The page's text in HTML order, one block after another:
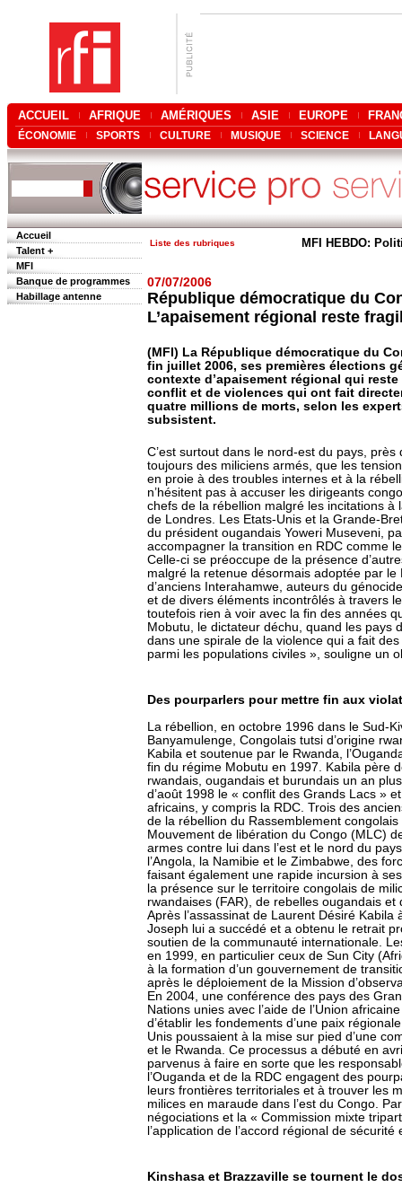
ACCUEIL AFRIQUE AMÉRIQUES ASIE EUROPE
ÉCONOMIE SPORTS CULTURE MUSIQUE SCIENCE
Accueil
Talent +
MFI
Banque de programmes
Habillage antenne
Liste des rubriques MFI HEBDO:
07/07/2006
République démocratique du
L’apaisement régional reste
(MFI) La République démocratique du
fin juillet 2006, ses premières élections
contexte d’apaisement régional qui
conflit et de violences qui ont fait
quatre millions de morts, selon les
subsistent.
C’est surtout dans le nord-est du pays,
toujours des miliciens armés, que les
en proie à des troubles internes et à la
n’hésitent pas à accuser les dirigeants
chefs de la rébellion malgré les incitations
de Londres. Les Etats-Unis et la Grande-
du président ougandais Yoweri Museveni,
accompagner la transition en RDC comme
Celle-ci se préoccupe de la présence
malgré la retenue désormais adoptée par
d’anciens Interahamwe, auteurs du
et de divers éléments incontrôlés à travers
toutefois rien à voir avec la fin des années
Mobutu, le dictateur déchu, quand les pays
dans une spirale de la violence qui a fait
parmi les populations civiles », souligne un
Des pourparlers pour mettre fin aux
La rébellion, en octobre 1996 dans le Sud-
Banyamulenge, Congolais tutsi d’origine
Kabila et soutenue par le Rwanda,
fin du régime Mobutu en 1997. Kabila père
rwandais, ougandais et burundais un an
d’août 1998 le « conflit des Grands Lacs »
africains, y compris la RDC. Trois des
de la rébellion du Rassemblement
Mouvement de libération du Congo (MLC)
armes contre lui dans l’est et le nord du
l’Angola, la Namibie et le Zimbabwe, des
faisant également une rapide incursion à
la présence sur le territoire congolais de
rwandaises (FAR), de rebelles ougandais et
Après l’assassinat de Laurent Désiré
Joseph lui a succédé et a obtenu le retrait
soutien de la communauté internationale.
en 1999, en particulier ceux de Sun City
à la formation d’un gouvernement de
après le déploiement de la Mission
En 2004, une conférence des pays des
Nations unies avec l’aide de l’Union
d’établir les fondements d’une paix
Unis poussaient à la mise sur pied d’une
et le Rwanda. Ce processus a débuté en
parvenus à faire en sorte que les
l’Ouganda et de la RDC engagent des
leurs frontières territoriales et à trouver les
milices en maraude dans l’est du Congo.
négociations et la « Commission mixte
l’application de l’accord régional de
Kinshasa et Brazzaville se tournent le